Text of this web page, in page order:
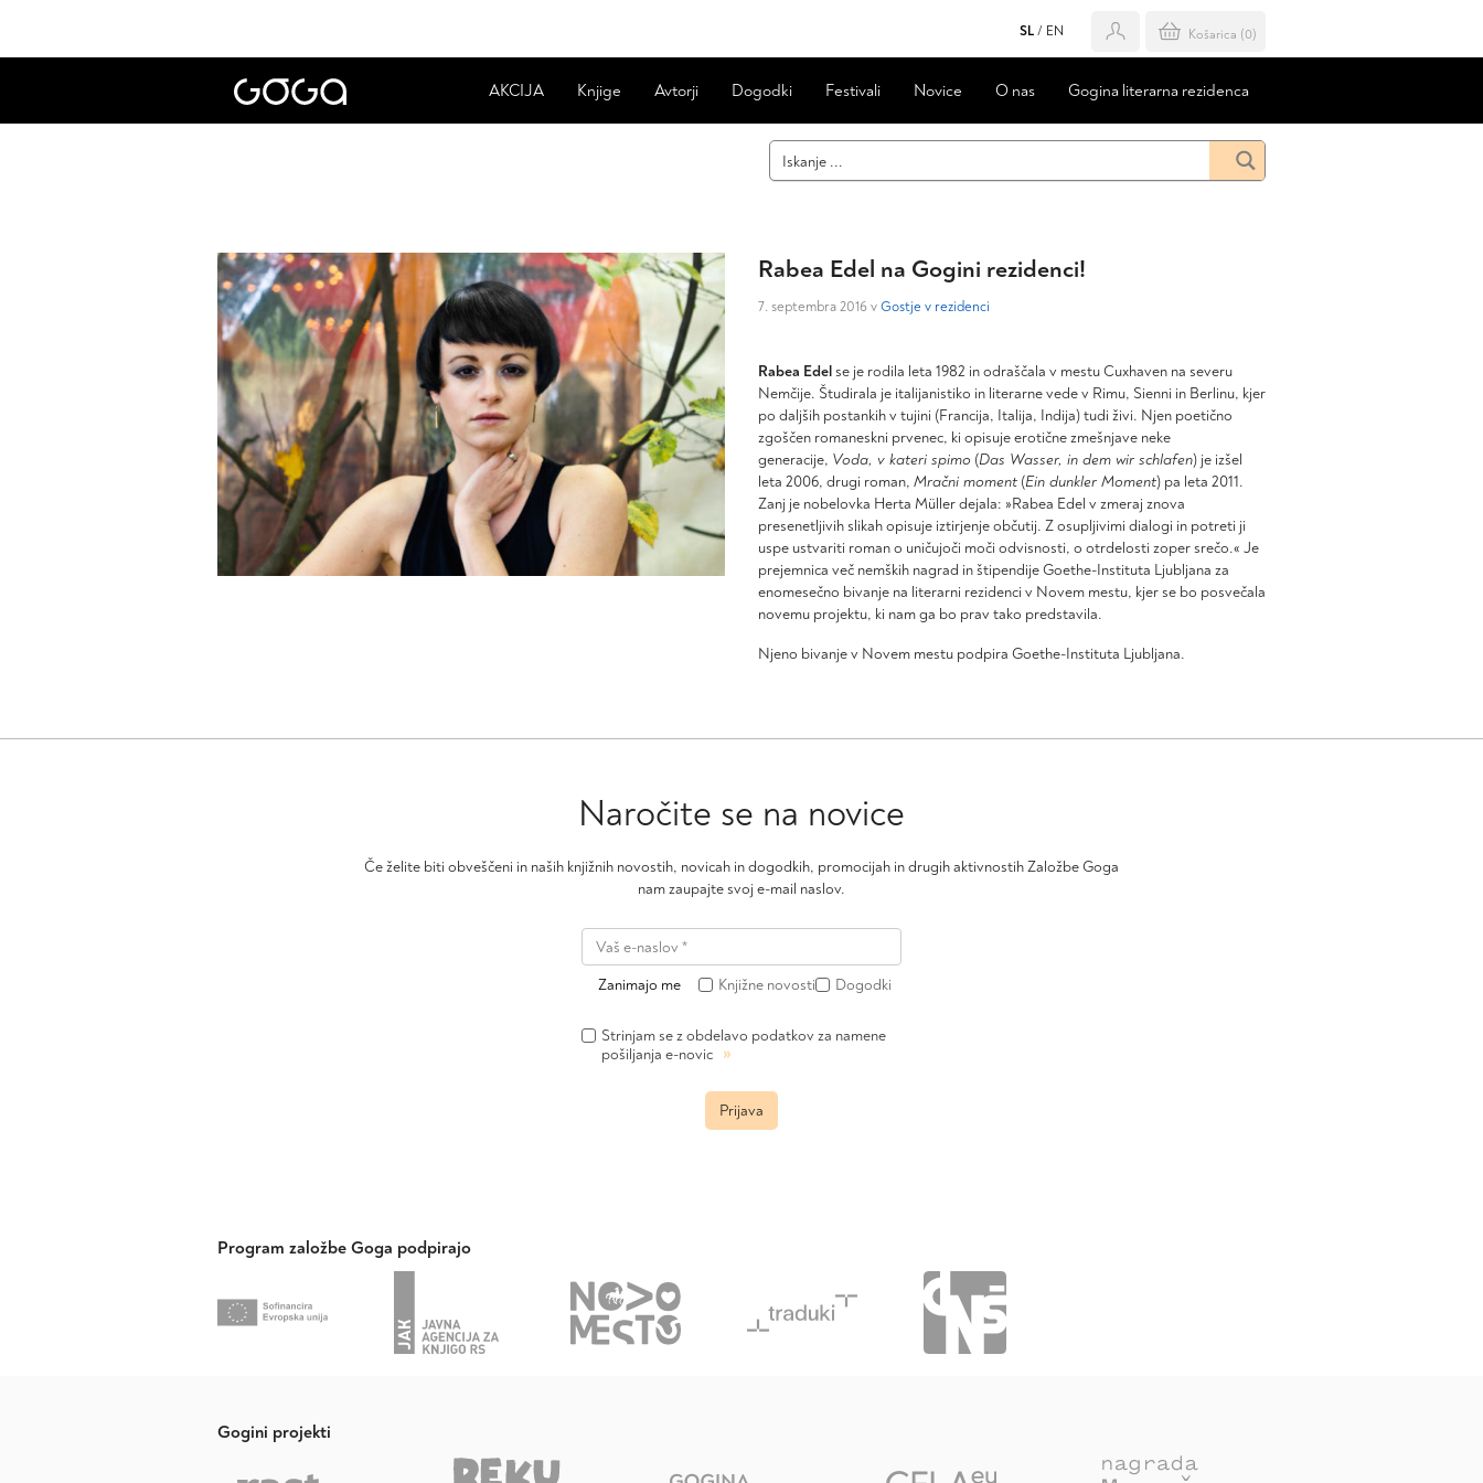
SL / EN Košarica (0)
AKCIJA Knjige Avtorji Dogodki Festivali Novice O nas Gogina literarna rezidenca
Rabea Edel na Gogini rezidenci!
7. septembra 2016 vGostje v rezidenci
Rabea Edelse je rodila leta 1982 in odraščala v mestu Cuxhaven na severu
Nemčije. Študirala je italijanistiko in literarne vede v Rimu, Sienni in Berlinu, kjer
po daljših postankih v tujini (Francija, Italija, Indija) tudi živi. Njen poetično
zgoščen romaneskni prvenec, ki opisuje erotične zmešnjave neke
generacije, Voda, v kateri spimo (Das Wasser, in dem wir schlafen) je izšel
leta 2006, drugi roman, Mračni moment (Ein dunkler Moment) pa leta 2011.
Zanj je nobelovka Herta Müller dejala: »Rabea Edel v zmeraj znova
presenetljivih slikah opisuje iztirjenje občutij. Z osupljivimi dialogi in potreti ji
uspe ustvariti roman o uničujoči moči odvisnosti, o otrdelosti zoper srečo.« Je
prejemnica več nemških nagrad in štipendije Goethe-Instituta Ljubljana za
enomesečno bivanje na literarni rezidenci v Novem mestu, kjer se bo posvečala
novemu projektu, ki nam ga bo prav tako predstavila.
Njeno bivanje v Novem mestu podpira Goethe-Instituta Ljubljana.
Naročite se na novice
Če želite biti obveščeni in naših knjižnih novostih, novicah in dogodkih, promocijah in drugih aktivnostih Založbe Goga
nam zaupajte svoj e-mail naslov.
Zanimajo me Knjižne novosti Dogodki
Strinjam se z obdelavo podatkov za namene
pošiljanja e-novic »
Prijava
Program založbe Goga podpirajo
Gogini projekti